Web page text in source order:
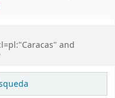
and